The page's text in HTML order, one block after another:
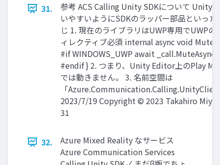
31.
参考 ACS Calling Unity SDKについて Unity
いやすいようにSDKのラッパー部品といった
じ 1. 現在のライブラリはUWP専用でUWPの
ィレクティブ必須 internal async void
#if WINDOWS_UWP await
#endif } 2. つまり、Unity Editor上のPlay
では動きません。 3. 名前空間は
「
2023/7/19 Copyright © 2023 Takahiro
31
32.
Azure Mixed Reality なサービス
Azure Communication Services